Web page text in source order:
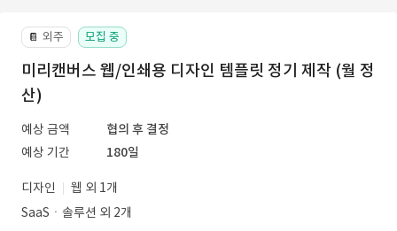
📔 외주 모집 중
미리캔버스 웹/인쇄용 디자인 템플릿 정기 제작 (월 정
산)
예상 금액
협의 후 결정
예상 기간
180일
디자인
웹 외 1개
SaaSㆍ솔루션 외 2개